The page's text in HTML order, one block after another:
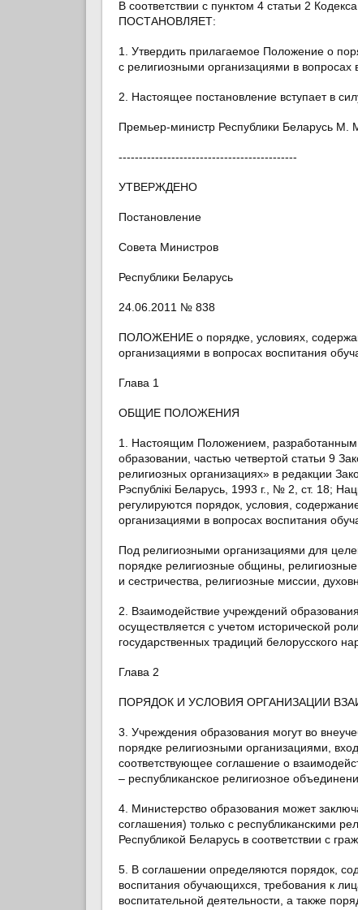
В соответствии с пунктом 4 статьи 2
ПОСТАНОВЛЯЕТ:
1. Утвердить прилагаемое Положение о
с религиозными организациями в вопросах
2. Настоящее постановление вступает в
Премьер-министр Республики Беларусь
--------------------------------------------
УТВЕРЖДЕНО
Постановление
Совета Министров
Республики Беларусь
24.06.2011 № 838
ПОЛОЖЕНИЕ о порядке, условиях,
организациями в вопросах воспитания
Глава 1
ОБЩИЕ ПОЛОЖЕНИЯ
1. Настоящим Положением, разработанным
образовании, частью четвертой статьи 9
религиозных организациях» в редакции
Рэспублiкi Беларусь, 1993 г., № 2, ст. 18;
регулируются порядок, условия,
организациями в вопросах воспитания
Под религиозными организациями для
порядке религиозные общины,
и сестричества, религиозные миссии,
2. Взаимодействие учреждений
осуществляется с учетом исторической
государственных традиций белорусского
Глава 2
ПОРЯДОК И УСЛОВИЯ ОРГАНИЗАЦИИ
3. Учреждения образования могут во
порядке религиозными организациями,
соответствующее соглашение о
– республиканское религиозное
4. Министерство образования может
соглашения) только с республиканскими
Республикой Беларусь в соответствии с
5. В соглашении определяются порядок,
воспитания обучающихся, требования к
воспитательной деятельности, а также